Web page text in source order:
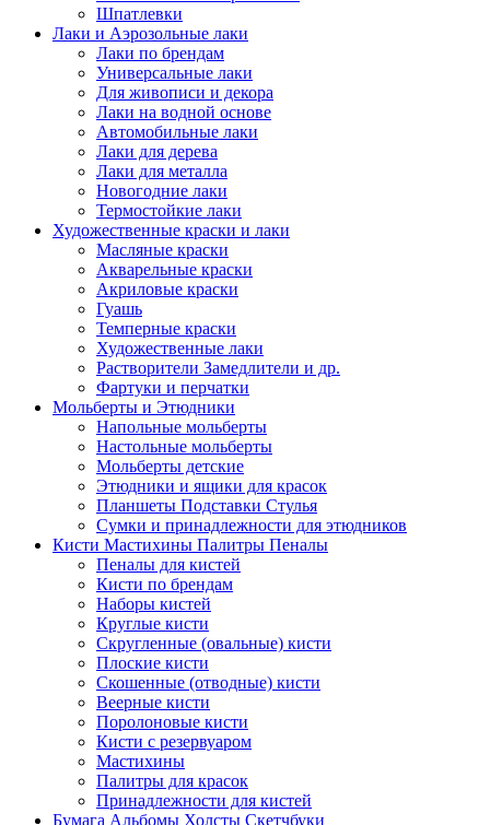
Шпатлевки
Лаки и Аэрозольные лаки
Лаки по брендам
Универсальные лаки
Для живописи и декора
Лаки на водной основе
Автомобильные лаки
Лаки для дерева
Лаки для металла
Новогодние лаки
Термостойкие лаки
Художественные краски и лаки
Масляные краски
Акварельные краски
Акриловые краски
Гуашь
Темперные краски
Художественные лаки
Растворители Замедлители и др.
Фартуки и перчатки
Мольберты и Этюдники
Напольные мольберты
Настольные мольберты
Мольберты детские
Этюдники и ящики для красок
Планшеты Подставки Стулья
Сумки и принадлежности для этюдников
Кисти Мастихины Палитры Пеналы
Пеналы для кистей
Кисти по брендам
Наборы кистей
Круглые кисти
Скругленные (овальные) кисти
Плоские кисти
Скошенные (отводные) кисти
Веерные кисти
Поролоновые кисти
Кисти с резервуаром
Мастихины
Палитры для красок
Принадлежности для кистей
Бумага Альбомы Холсты Скетчбуки